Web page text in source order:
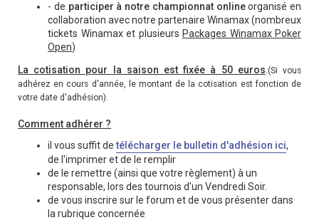
- de participer à notre championnat onlineorganisé en
collaboration avec notre partenaire Winamax (nombreux
tickets Winamax et plusieurs Packages Winamax Poker
Open)
La cotisation pour la saison est fixée à 50 euros (Si vous
adhérez en cours d'année, le montant de la cotisation est fonction de
votre date d'adhésion).
Comment adhérer ?
il vous suffit detélécharger le bulletin d'adhésion ici,
de l'imprimer et de le remplir
de le remettre (ainsi que votre règlement) à un
responsable, lors des tournois d'un Vendredi Soir.
de vous inscrire sur le forum et de vous présenter dans
la rubrique concernée